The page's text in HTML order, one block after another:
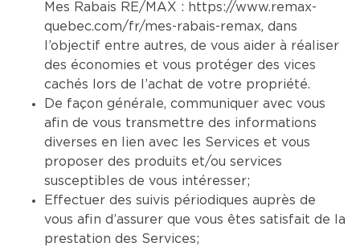
Mes Rabais RE/MAX : https://www.remax-
quebec.com/fr/mes-rabais-remax, dans
l’objectif entre autres, de vous aider à réaliser
des économies et vous protéger des vices
cachés lors de l’achat de votre propriété.
De façon générale, communiquer avec vous
afin de vous transmettre des informations
diverses en lien avec les Services et vous
proposer des produits et/ou services
susceptibles de vous intéresser;
Effectuer des suivis périodiques auprès de
vous afin d’assurer que vous êtes satisfait de la
prestation des Services;